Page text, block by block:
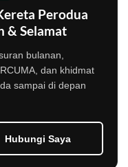
Perodua
& Selamat
bulanan,
dan khidmat
sampai di depan
Hubungi Saya